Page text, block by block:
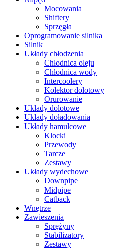
Mocowania
Shiftery
Sprzęgła
Oprogramowanie silnika
Silnik
Układy chłodzenia
Chłodnica oleju
Chłodnica wody
Intercoolery
Kolektor dolotowy
Orurowanie
Układy dolotowe
Układy doładowania
Układy hamulcowe
Klocki
Przewody
Tarcze
Zestawy
Układy wydechowe
Downpipe
Midpipe
Catback
Wnętrze
Zawieszenia
Sprężyny
Stabilizatory
Zestawy